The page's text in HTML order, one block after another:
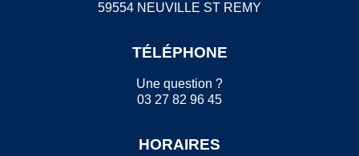
59554 NEUVILLE ST REMY
TÉLÉPHONE
Une question ?
03 27 82 96 45
HORAIRES